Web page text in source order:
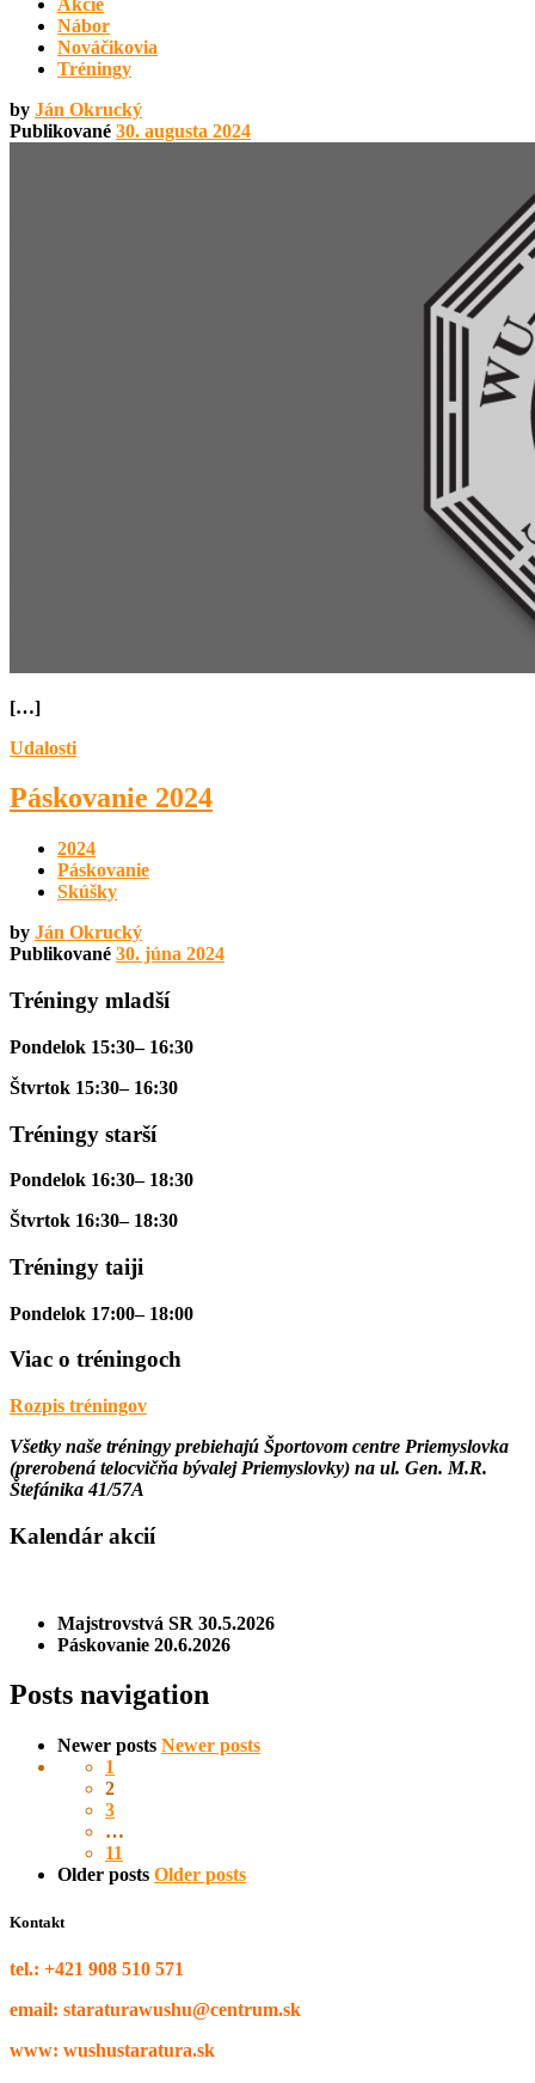
Nábor
Nováčikovia
Tréningy
by Ján Okrucký
Publikované 30. augusta 2024
[…]
Udalosti
Páskovanie 2024
2024
Páskovanie
Skúšky
by Ján Okrucký
Publikované 30. júna 2024
Tréningy mladší
Pondelok 15:30– 16:30
Štvrtok 15:30– 16:30
Tréningy starší
Pondelok 16:30– 18:30
Štvrtok 16:30– 18:30
Tréningy taiji
Pondelok 17:00– 18:00
Viac o tréningoch
Rozpis tréningov
Všetky naše tréningy prebiehajú Športovom centre Priemyslovka
(prerobená telocvičňa bývalej Priemyslovky) na ul. Gen. M.R.
Štefánika 41/57A
Kalendár akcií
Majstrovstvá SR 30.5.2026
Páskovanie 20.6.2026
Posts navigation
Newer posts Newer posts
1
2
3
…
11
Older posts Older posts
Kontakt
tel.: +421 908 510 571
email: staraturawushu@centrum.sk
www: wushustaratura.sk